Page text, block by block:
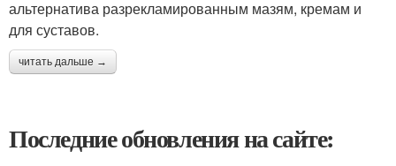
альтернатива разрекламированным мазям, кремам и
для суставов.
читать дальше →
Последние обновления на сайте: